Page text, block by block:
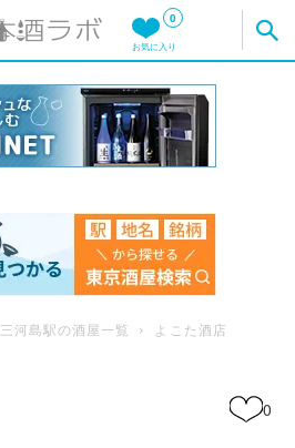
0
お気に入り
三河島駅の酒屋一覧 よこた酒店
0